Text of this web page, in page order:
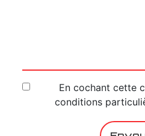
En cochant cette
conditions